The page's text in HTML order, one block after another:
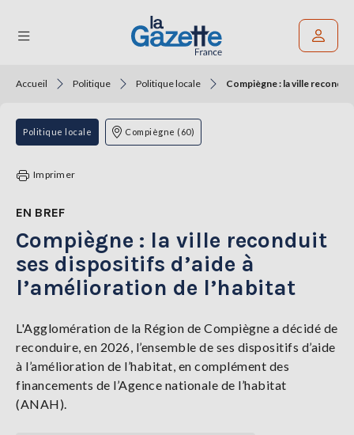
THÉMATIQUES
RÉGIONS
TENDANCES
SERVICES
LA
Se
connecter
Accueil Politique Politique locale Compiègne : la ville
Politique locale Compiègne (60)
Imprimer
EN BREF
Compiègne : la ville reconduit
ses dispositifs d’aide à
l’amélioration de l’habitat
L'Agglomération de la Région de Compiègne a décidé de
reconduire, en 2026, l’ensemble de ses dispositifs d’aide
à l’amélioration de l’habitat, en complément des
financements de l’Agence nationale de l’habitat
(ANAH).